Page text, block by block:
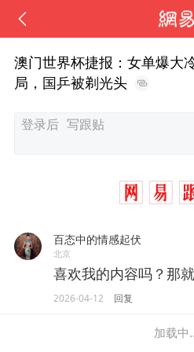
澳门世界杯捷报：女单爆大
局，国乒被剃光头
百态中的情感起伏
北京
喜欢我的内容吗？那
2026-04-12 回复
加载中